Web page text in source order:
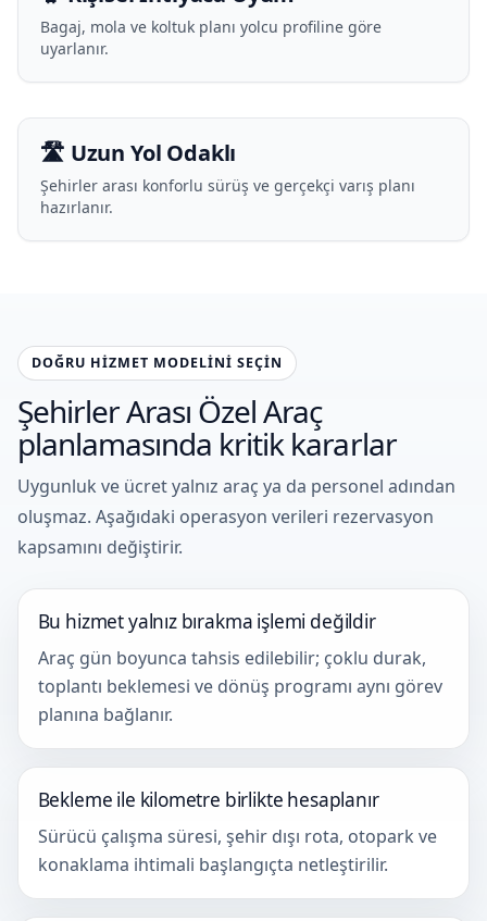
Bagaj, mola ve koltuk planı yolcu profiline göre
uyarlanır.
🛣️ Uzun Yol Odaklı
Şehirler arası konforlu sürüş ve gerçekçi varış planı
hazırlanır.
DOĞRU HIZMET MODELINI SEÇIN
Şehirler Arası Özel Araç
planlamasında kritik kararlar
Uygunluk ve ücret yalnız araç ya da personel adından
oluşmaz. Aşağıdaki operasyon verileri rezervasyon
kapsamını değiştirir.
Bu hizmet yalnız bırakma işlemi değildir
Araç gün boyunca tahsis edilebilir; çoklu durak,
toplantı beklemesi ve dönüş programı aynı görev
planına bağlanır.
Bekleme ile kilometre birlikte hesaplanır
Sürücü çalışma süresi, şehir dışı rota, otopark ve
konaklama ihtimali başlangıçta netleştirilir.